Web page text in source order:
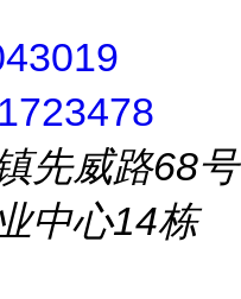
先威路68号
中心14栋